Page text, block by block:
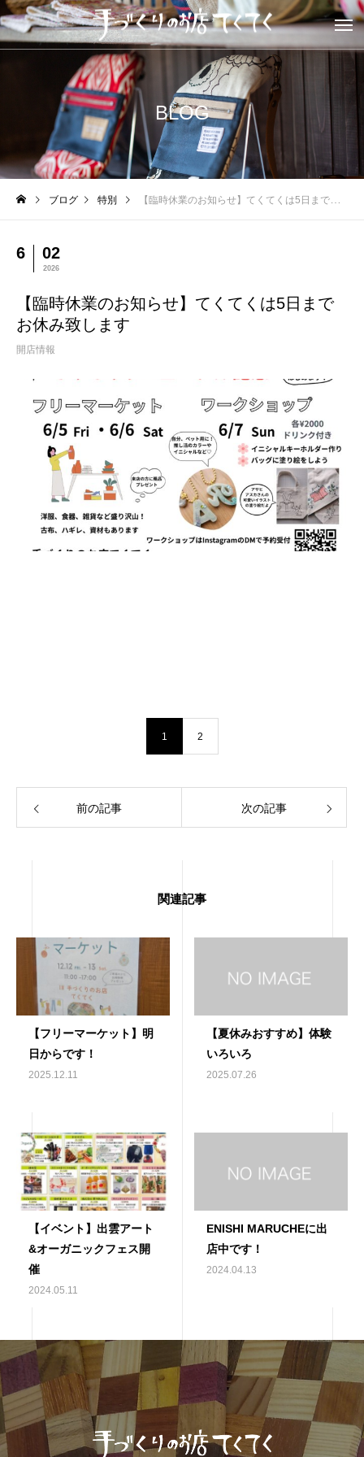
BLOG
ブログ 特別 【臨時休業のお知らせ】てくてくは5日までお休み致します
6 02
2026
【臨時休業のお知らせ】てくてくは5日まで
お休み致します
開店情報
1 2
前の記事 次の記事
関連記事
【フリーマーケット】明
日からです！
2025.12.11
【夏休みおすすめ】体験
いろいろ
2025.07.26
【イベント】出雲アート
&オーガニックフェス開
催
2024.05.11
ENISHI MARUCHEに出
店中です！
2024.04.13